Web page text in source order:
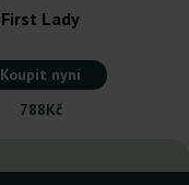
First Lady
Koupit nyní
788Kč